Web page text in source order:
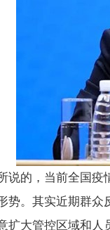
说的，当前全国
势。其实近期群
扩大管控区域和